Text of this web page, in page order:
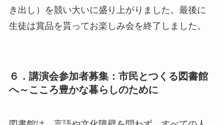
き出し）を競い大いに盛り上がりました。最後に
生徒は賞品を貰ってお楽しみ会を終了しました。
６．講演会参加者募集：市民とつくる図書館
へ～こころ豊かな暮らしのために